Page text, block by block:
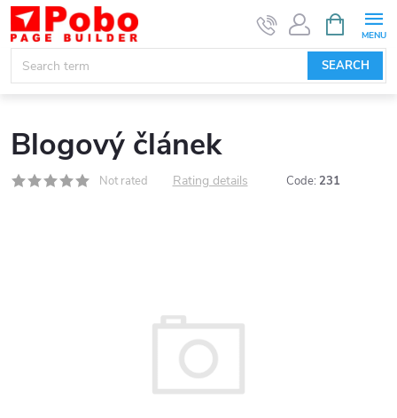
Skip
content
SEARCH
CART
Blogový článek
Not rated Rating details Code: 231